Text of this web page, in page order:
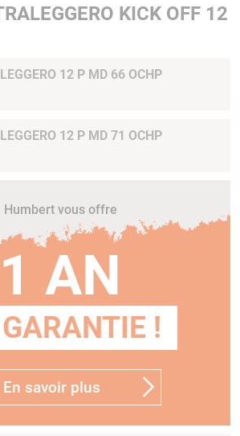
KICK OFF 12
12 P MD 66 OCHP
12 P MD 71 OCHP
Humbert vous offre
1 AN
!
En savoir plus